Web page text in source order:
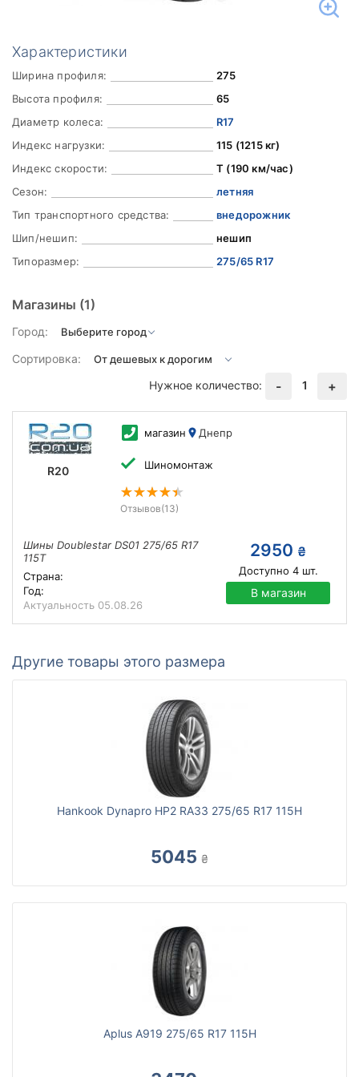
Характеристики
Ширина профиля:
275
Высота профиля:
65
Диаметр колеса:
R17
Индекс нагрузки:
115 (1215 кг)
Индекс скорости:
T (190 км/час)
Сезон:
летняя
Тип транспортного средства:
внедорожник
Шип/нешип:
нешип
Типоразмер:
275/65 R17
Магазины (1)
Город:
Сортировка:
Нужное количество:
- 1 +
R20
магазин Днепр
Шиномонтаж
Отзывов(13)
Шины Doublestar DS01 275/65 R17
115T
Страна:
Год:
Актуальность 05.08.26
2950 ₴
Доступно 4шт.
В магазин
Другие товары этого размера
Hankook Dynapro HP2 RA33 275/65 R17 115H
5045 ₴
Aplus A919 275/65 R17 115H